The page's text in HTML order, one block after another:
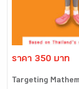
ราคา 350 บาท
Targeting